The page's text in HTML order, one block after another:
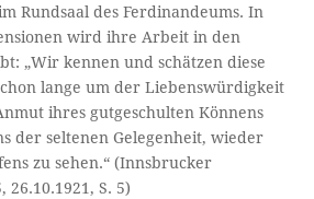
Rundsaal des Ferdinandeums. In
wird ihre Arbeit in den
„Wir kennen und schätzen diese
lange um der Liebenswürdigkeit
ihres gutgeschulten Könnens
der seltenen Gelegenheit, wieder
zu sehen.“ (Innsbrucker
S. 5)